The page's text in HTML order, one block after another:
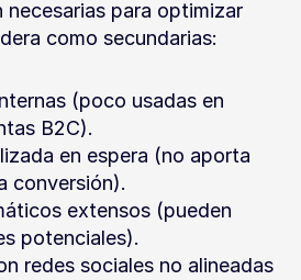
necesarias para optimizar
como secundarias:
(poco usadas en
B2C).
en espera (no aporta
conversión).
extensos (pueden
potenciales).
redes sociales no alineadas